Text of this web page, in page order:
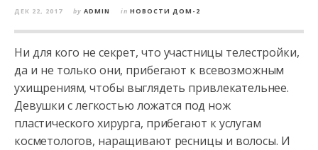
ДЕК 22, 2017 by ADMIN in НОВОСТИ ДОМ-2
Ни для кого не секрет, что участницы телестройки,
да и не только они, прибегают к всевозможным
ухищрениям, чтобы выглядеть привлекательнее.
Девушки с легкостью ложатся под нож
пластического хирурга, прибегают к услугам
косметологов, наращивают ресницы и волосы. И